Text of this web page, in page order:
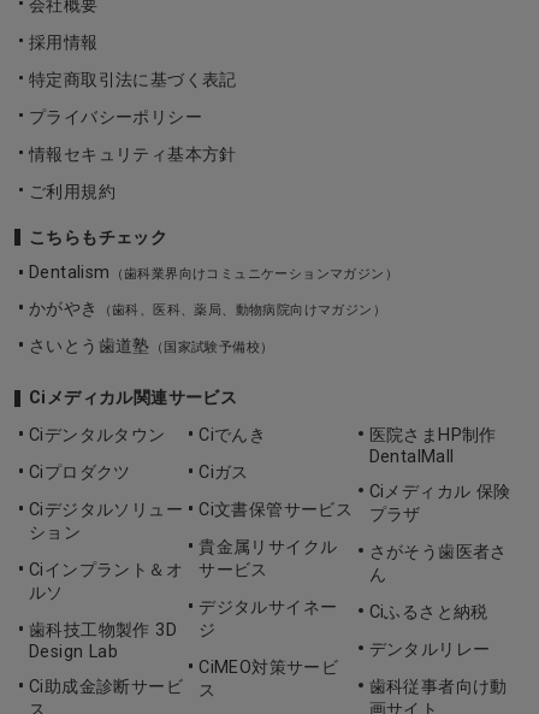
会社概要
採用情報
特定商取引法に基づく表記
プライバシーポリシー
情報セキュリティ基本方針
ご利用規約
こちらもチェック
Dentalism
（歯科業界向けコミュニケーションマガジン）
かがやき （歯科、医科、薬局、動物病院向けマガジン）
さいとう歯道塾 （国家試験予備校）
Ciメディカル関連サービス
Ciデンタルタウン
Ciプロダクツ
Ciデジタルソリュー
ション
Ciインプラント＆オ
ルソ
歯科技工物製作 3D
Design Lab
Ci助成金診断サービ
ス
Ciでんき
Ciガス
Ci文書保管サービス
貴金属リサイクル
サービス
デジタルサイネー
ジ
CiMEO対策サービ
ス
医院さまHP制作
DentalMall
Ciメディカル 保険
プラザ
さがそう歯医者さ
ん
Ciふるさと納税
デンタルリレー
歯科従事者向け動
画サイト